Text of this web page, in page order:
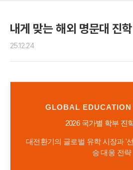
호주
내게 맞는 해외 명문대 진
25.12.24
GLOBAL EDUCATION
2026 국가별 학부 진
대전환기의 글로벌 유학 시장과 '
승 대응 전략